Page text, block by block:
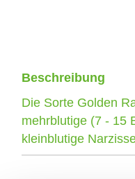
Beschreibung
Die Sorte Golden
mehrblutige (7 - 15
kleinblutige